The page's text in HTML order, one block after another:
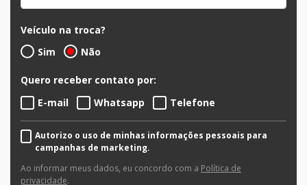
Veículo na troca?
Sim
Não
Quero receber contato por:
E-mail
Whatsapp Telefone
Autorizo o uso de minhas informações pessoais para
campanhas de marketing.
Ao informar meus dados, eu concordo com a Política de
privacidade.